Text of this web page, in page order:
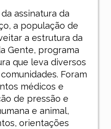
assinatura da
a população de
a estrutura da
Gente, programa
que leva diversos
Foram
médicos e
de pressão e
e animal,
orientações